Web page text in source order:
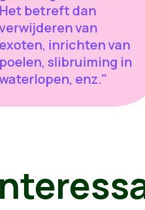
Het betreft dan
van
exoten, inrichten van
poelen, slibruiming in
enz."